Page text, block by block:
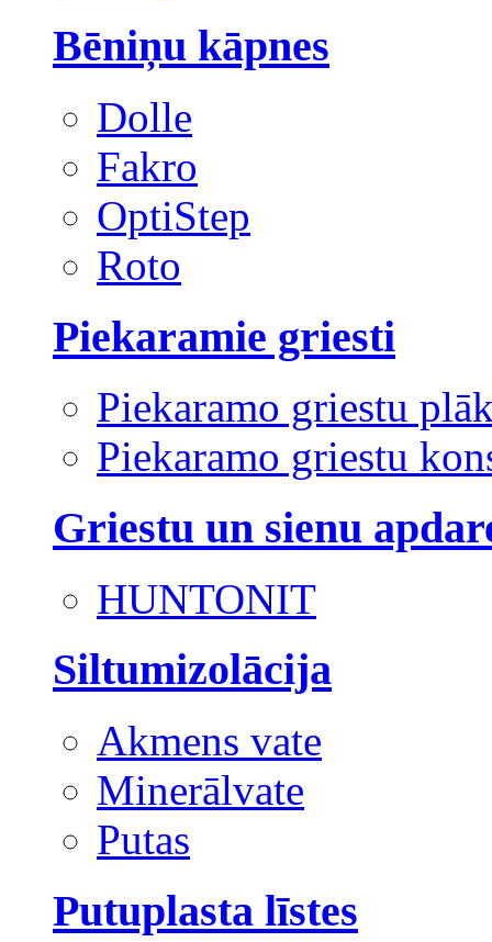
Bēniņu kāpnes
Dolle
Fakro
OptiStep
Roto
Piekaramie griesti
Piekaramo griestu
Piekaramo griestu
Griestu un sienu
HUNTONIT
Siltumizolācija
Akmens vate
Minerālvate
Putas
Putuplasta līstes